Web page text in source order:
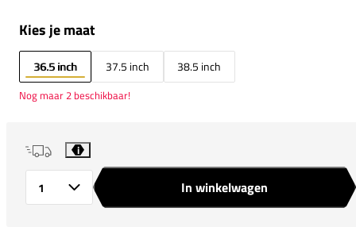
Kies je maat
36.5 inch 37.5 inch 38.5 inch
Nog maar 2 beschikbaar!
i
In winkelwagen